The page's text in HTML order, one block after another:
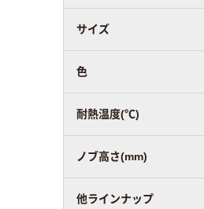
サイズ
色
耐熱温度(℃)
ノブ高さ(mm)
他ラインナップ